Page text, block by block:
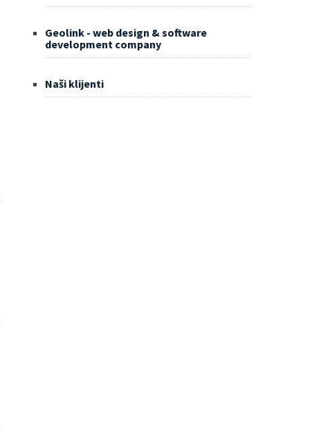
Geolink - web design & software
development company
Naši klijenti